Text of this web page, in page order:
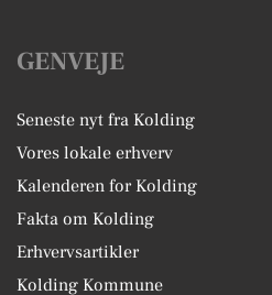
GENVEJE
Seneste nyt fra Kolding
Vores lokale erhverv
Kalenderen for Kolding
Fakta om Kolding
Erhvervsartikler
Kolding Kommune